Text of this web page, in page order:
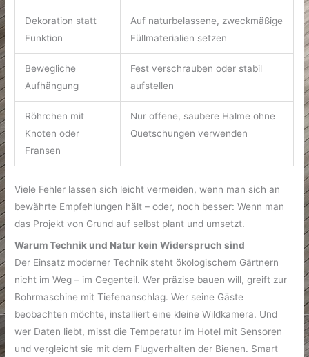
Dekoration statt
Funktion
Auf naturbelassene, zweckmäßige
Füllmaterialien setzen
Bewegliche
Aufhängung
Fest verschrauben oder stabil
aufstellen
Röhrchen mit
Knoten oder
Fransen
Nur offene, saubere Halme ohne
Quetschungen verwenden
Viele Fehler lassen sich leicht vermeiden, wenn man sich an
bewährte Empfehlungen hält – oder, noch besser: Wenn man
das Projekt von Grund auf selbst plant und umsetzt.
Warum Technik und Natur kein Widerspruch sind
Der Einsatz moderner Technik steht ökologischem Gärtnern
nicht im Weg – im Gegenteil. Wer präzise bauen will, greift zur
Bohrmaschine mit Tiefenanschlag. Wer seine Gäste
beobachten möchte, installiert eine kleine Wildkamera. Und
wer Daten liebt, misst die Temperatur im Hotel mit Sensoren
und vergleicht sie mit dem Flugverhalten der Bienen. Smart